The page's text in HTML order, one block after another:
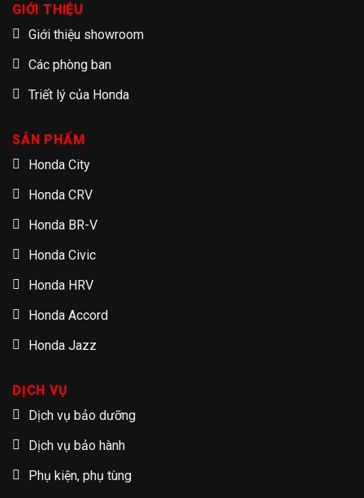
GIỚI THIỆU
Giới thiệu showroom
Các phòng ban
Triết lý của Honda
SẢN PHẨM
Honda City
Honda CRV
Honda BR-V
Honda Civic
Honda HRV
Honda Accord
Honda Jazz
DỊCH VỤ
Dịch vụ bảo dưỡng
Dịch vụ bảo hành
Phụ kiện, phụ tùng